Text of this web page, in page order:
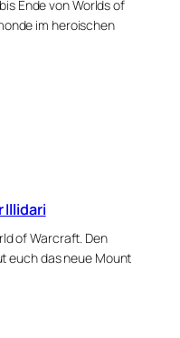
Ende von Worlds of
im heroischen
Illidari
of Warcraft. Den
euch das neue Mount